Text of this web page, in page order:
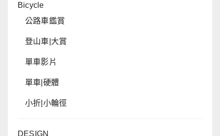
Bicycle
公路車鑑賞
登山車|大賞
單車影片
單車|硬體
小折|小輪徑
DESIGN